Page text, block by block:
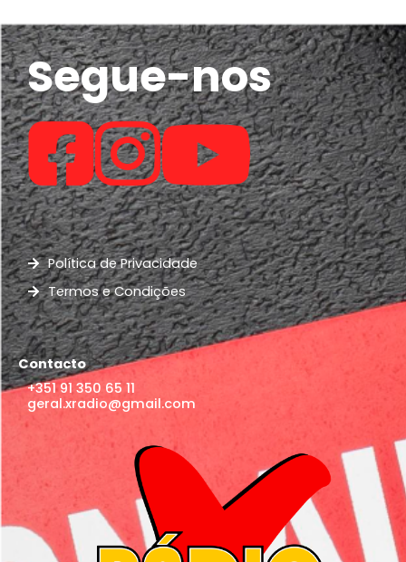
Segue-nos
Política de Privacidade
Termos e Condições
Contacto
+351 91 350 65 11
geral.xradio@gmail.com